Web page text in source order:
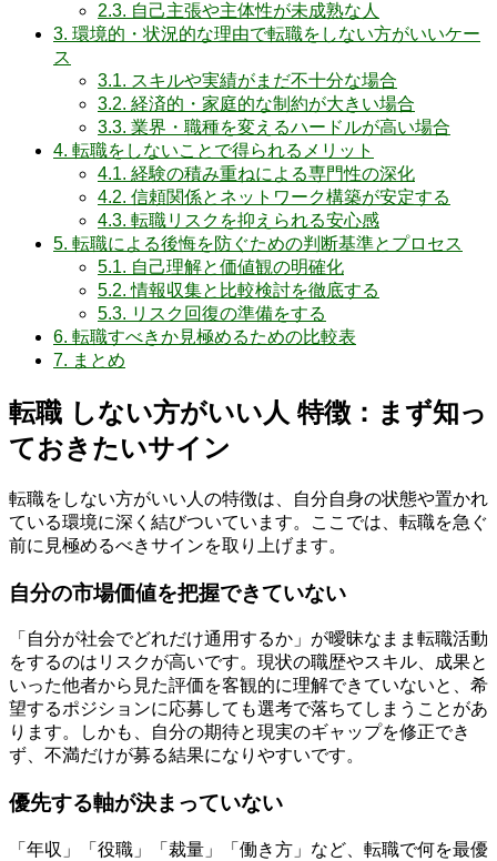
2.3. 自己主張や主体性が未成熟な人
3. 環境的・状況的な理由で転職をしない方がいいケー
ス
3.1. スキルや実績がまだ不十分な場合
3.2. 経済的・家庭的な制約が大きい場合
3.3. 業界・職種を変えるハードルが高い場合
4. 転職をしないことで得られるメリット
4.1. 経験の積み重ねによる専門性の深化
4.2. 信頼関係とネットワーク構築が安定する
4.3. 転職リスクを抑えられる安心感
5. 転職による後悔を防ぐための判断基準とプロセス
5.1. 自己理解と価値観の明確化
5.2. 情報収集と比較検討を徹底する
5.3. リスク回復の準備をする
6. 転職すべきか見極めるための比較表
7. まとめ
転職 しない方がいい人 特徴：まず知っ
ておきたいサイン
転職をしない方がいい人の特徴は、自分自身の状態や置かれ
ている環境に深く結びついています。ここでは、転職を急ぐ
前に見極めるべきサインを取り上げます。
自分の市場価値を把握できていない
「自分が社会でどれだけ通用するか」が曖昧なまま転職活動
をするのはリスクが高いです。現状の職歴やスキル、成果と
いった他者から見た評価を客観的に理解できていないと、希
望するポジションに応募しても選考で落ちてしまうことがあ
ります。しかも、自分の期待と現実のギャップを修正でき
ず、不満だけが募る結果になりやすいです。
優先する軸が決まっていない
「年収」「役職」「裁量」「働き方」など、転職で何を最優